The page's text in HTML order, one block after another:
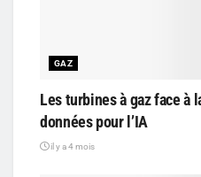
GAZ
Les turbines à gaz face à
données pour l’IA
il y a 4 mois